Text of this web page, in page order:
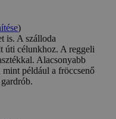
)
is. A szálloda
úti célunkhoz. A reggeli
Alacsonyabb
mint például a fröccsenő